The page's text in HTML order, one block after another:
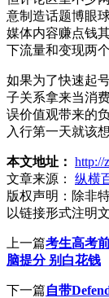
意制造话题博眼
媒体内容赚点钱
下流量和变现两个
如果为了快速起
子关系拿来当消
误价值观带来的
入行第一天就该
本文地址： http://
文章来源：
纵横
版权声明： 除非
以链接形式注明
上一篇考生高考
脑提分 别白花钱
下一篇自带